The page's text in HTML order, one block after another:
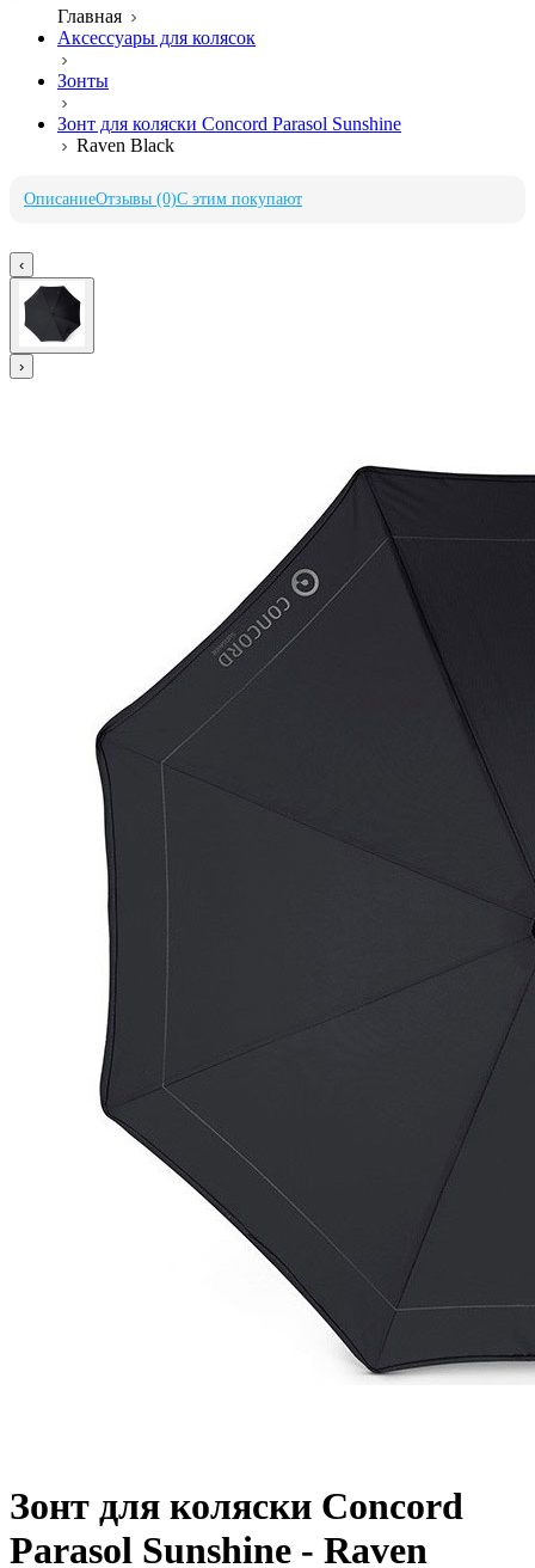
Главная
Аксессуары для колясок
Зонты
Зонт для коляски Concord Parasol Sunshine
Raven Black
ОписаниеОтзывы (0)С этим покупают
‹
›
Зонт для коляски Concord
Parasol Sunshine - Raven